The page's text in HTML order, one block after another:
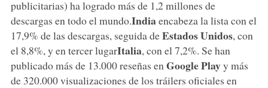
publicitarias) ha logrado más de 1,2 millones de
descargas en todo el mundo.Indiaencabeza la lista con el
17,9% de las descargas, seguida deEstados Unidos, con
el 8,8%, y en tercer lugarItalia, con el 7,2%. Se han
publicado más de 13.000 reseñas en Google Playy más
de 320.000 visualizaciones de los tráilers oficiales en